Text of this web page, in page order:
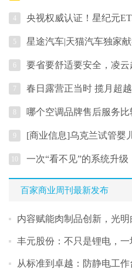
4
5
6
7 春日露营正当时 揽月超
哪个空调品牌售后服务
9
百家商业周刊最新发布
内容赋能肉制品创新，光明肉业再
丰元股份：不只是锂电，
从标准到卓越：防静电工作台“标准